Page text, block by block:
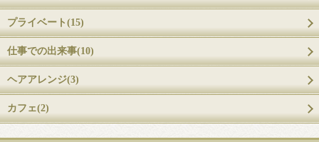
プライベート(15)
仕事での出来事(10)
ヘアアレンジ(3)
カフェ(2)